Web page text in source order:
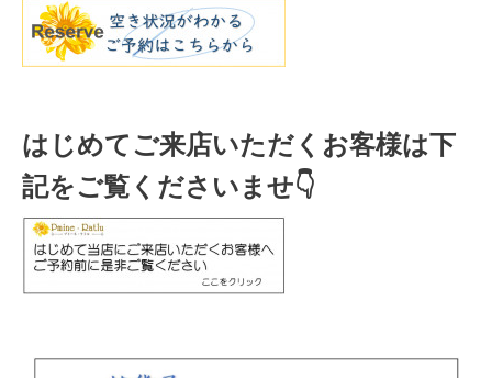
はじめてご来店いただくお客様は下
記をご覧くださいませ👇